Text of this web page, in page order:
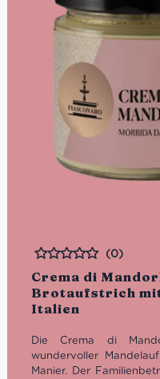
Crema di
Brotaufstrich mit
Italien
Bewertet
(0)
Die Crema di
wundervoller
Manier. Der